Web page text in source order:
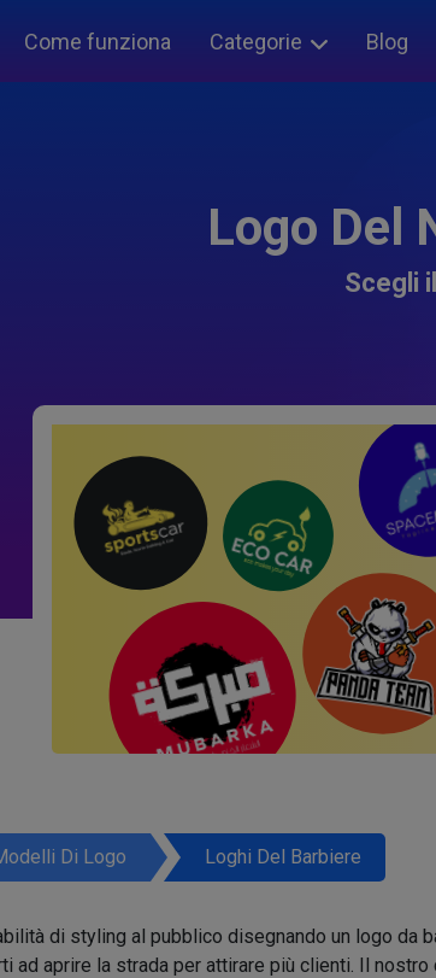
Come funziona Categorie Blog
Logo Del
Scegli
Di Logo Loghi Del Barbiere
di styling al pubblico disegnando un logo
ad aprire la strada per attirare più clienti. Il